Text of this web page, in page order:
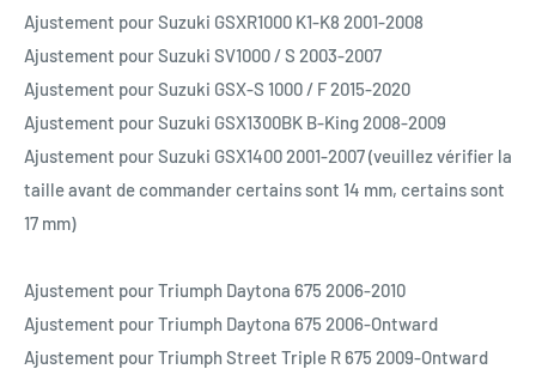
Ajustement pour Suzuki GSXR1000 K1-K8 2001-2008
Ajustement pour Suzuki SV1000 / S 2003-2007
Ajustement pour Suzuki GSX-S 1000 / F 2015-2020
Ajustement pour Suzuki GSX1300BK B-King 2008-2009
Ajustement pour Suzuki GSX1400 2001-2007 (veuillez vérifier la
taille avant de commander certains sont 14 mm, certains sont
17 mm)
Ajustement pour Triumph Daytona 675 2006-2010
Ajustement pour Triumph Daytona 675 2006-Ontward
Ajustement pour Triumph Street Triple R 675 2009-Ontward